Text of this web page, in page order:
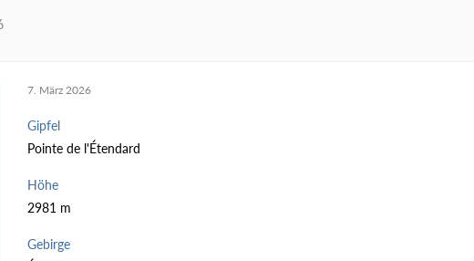
7. März 2026
Gipfel
Pointe de l'Étendard
Höhe
2981 m
Gebirge